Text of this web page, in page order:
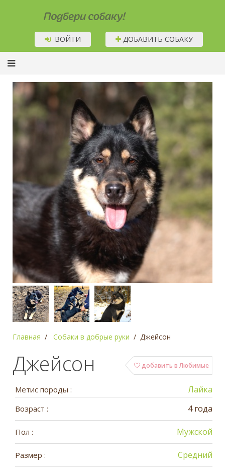
Подбери собаку!
ВОЙТИ ДОБАВИТЬ СОБАКУ
Главная Собаки в добрые руки Джейсон
добавить в Любимые
Джейсон
Метис породы : Лайка
Возраст : 4 года
Пол : Мужской
Размер : Средний